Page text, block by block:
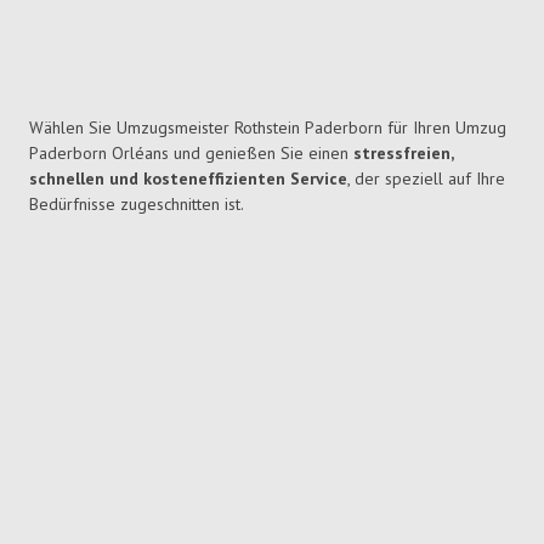
Wählen Sie Umzugsmeister Rothstein Paderborn für Ihren Umzug
Paderborn Orléans und genießen Sie einen stressfreien,
schnellen und kosteneffizienten Service, der speziell auf Ihre
Bedürfnisse zugeschnitten ist.